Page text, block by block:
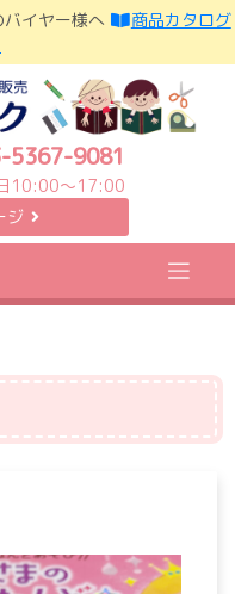
バイヤー様へ
商品カタログ
5367-9081
10:00〜17:00
ジ